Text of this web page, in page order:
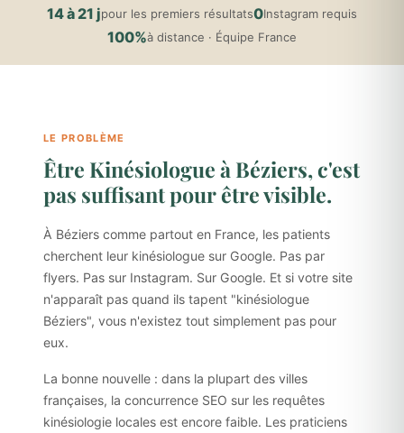
14 à 21 jpour les premiers résultats0Instagram requis
100%à distance · Équipe France
LE PROBLÈME
Être Kinésiologue à Béziers, c'est
pas suffisant pour être visible.
À Béziers comme partout en France, les patients
cherchent leur kinésiologue sur Google. Pas par
flyers. Pas sur Instagram. Sur Google. Et si votre site
n'apparaît pas quand ils tapent "kinésiologue
Béziers", vous n'existez tout simplement pas pour
eux.
La bonne nouvelle : dans la plupart des villes
françaises, la concurrence SEO sur les requêtes
kinésiologie locales est encore faible. Les praticiens